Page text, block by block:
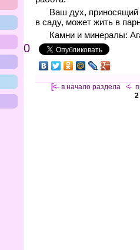
Ваш дух,
в саду, может жить в
Камни и минералы:
0
[<— в начало раздела <-
2